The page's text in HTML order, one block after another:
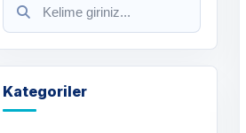
Kategoriler